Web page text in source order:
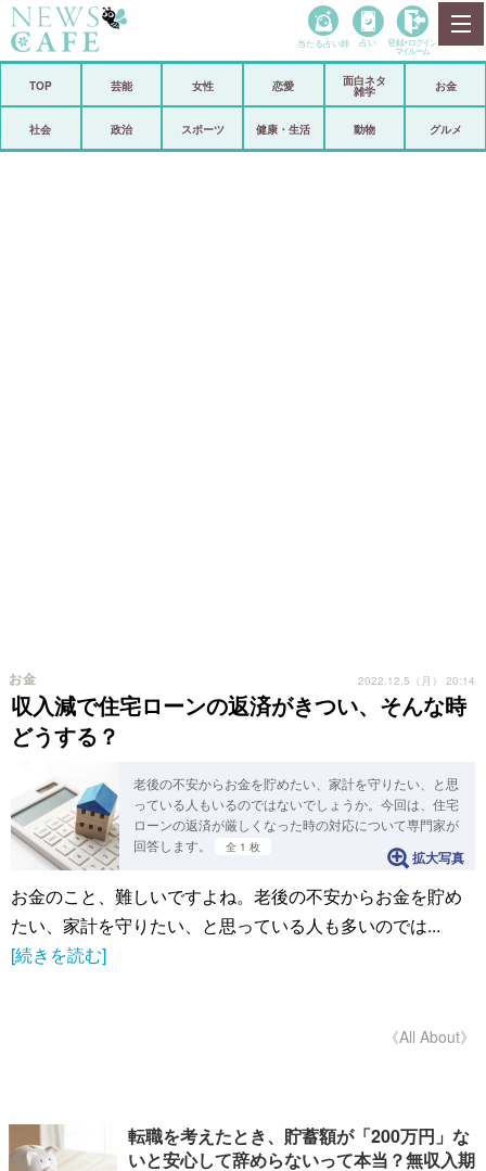
政治
当たる占い師 占い 登録• ログイン
マイルーム
TOP 芸能 女性 恋愛
面白ネタ
雑学
お金
社会 政治 スポーツ 健康・生活 動物 グルメ
収入減で住宅ローンの返済がきつい、そんな時
どうする？
お金 2022.12.5（月） 20:14
老後の不安からお金を貯めたい、家計を守りたい、と思
っている人もいるのではないでしょうか。今回は、住宅
ローンの返済が厳しくなった時の対応について専門家が
回答します。
全 1 枚
拡大写真
お金のこと、難しいですよね。老後の不安からお金を貯め
たい、家計を守りたい、と思っている人も多いのでは...
[続きを読む]
《All About》
転職を考えたとき、貯蓄額が「200万円」な
いと安心して辞めらないって本当？無収入期